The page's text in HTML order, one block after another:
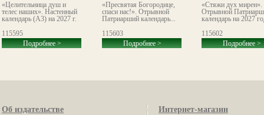
«Целительница душ и
телес наших». Настенный
календарь (А3) на 2027 г.
115595
Подробнее >
«Пресвятая Богородице,
спаси нас!». Отрывной
Патриарший календарь...
115603
Подробнее >
«Стяжи дух мирен».
Отрывной
календарь на 2027
115602
Подробнее >
Об издательстве Интернет-магазин